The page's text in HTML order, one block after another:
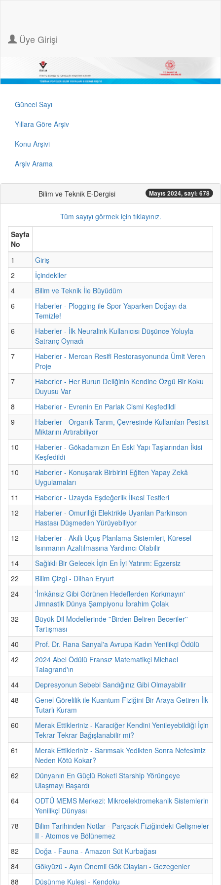
Üye Girişi
Güncel Sayı
Yıllara Göre Arşiv
Konu Arşivi
Arşiv Arama
Bilim ve Teknik E-Dergisi Mayıs 2024, sayi: 678
Tüm sayıyı görmek için tıklayınız.
Sayfa
No
1
Giriş
2
İçindekiler
4
Bilim ve Teknik İle Büyüdüm
6
Haberler - Plogging ile Spor Yaparken Doğayı da
Temizle!
6
Haberler - İlk Neuralink Kullanıcısı Düşünce Yoluyla
Satranç Oynadı
7
Haberler - Mercan Resifi Restorasyonunda Ümit Veren
Proje
7
Haberler - Her Burun Deliğinin Kendine Özgü Bir Koku
Duyusu Var
8
Haberler - Evrenin En Parlak Cismi Keşfedildi
9
Haberler - Organik Tarım, Çevresinde Kullanılan Pestisit
Miktarını Artırabiliyor
10
Haberler - Gökadamızın En Eski Yapı Taşlarından İkisi
Keşfedildi
10
Haberler - Konuşarak Birbirini Eğiten Yapay Zekâ
Uygulamaları
11
Haberler - Uzayda Eşdeğerlik İlkesi Testleri
12
Haberler - Omuriliği Elektrikle Uyarılan Parkinson
Hastası Düşmeden Yürüyebiliyor
12
Haberler - Akıllı Uçuş Planlama Sistemleri, Küresel
Isınmanın Azaltılmasına Yardımcı Olabilir
14
Sağlıklı Bir Gelecek İçin En İyi Yatırım: Egzersiz
22
Bilim Çizgi - Dilhan Eryurt
24
'İmkânsız Gibi Görünen Hedeflerden Korkmayın'
Jimnastik Dünya Şampiyonu İbrahim Çolak
32
Büyük Dil Modellerinde ''Birden Beliren Beceriler''
Tartışması
40
Prof. Dr. Rana Sanyal'a Avrupa Kadın Yenilikçi Ödülü
42
2024 Abel Ödülü Fransız Matematikçi Michael
Talagrand'ın
44
Depresyonun Sebebi Sandığınız Gibi Olmayabilir
48
Genel Görelilik ile Kuantum Fiziğini Bir Araya Getiren İlk
Tutarlı Kuram
60
Merak Ettikleriniz - Karaciğer Kendini Yenileyebildiği İçin
Tekrar Tekrar Bağışlanabilir mi?
61
Merak Ettikleriniz - Sarımsak Yedikten Sonra Nefesimiz
Neden Kötü Kokar?
62
Dünyanın En Güçlü Roketi Starship Yörüngeye
Ulaşmayı Başardı
64
ODTÜ MEMS Merkezi: Mikroelektromekanik Sistemlerin
Yenilikçi Dünyası
78
Bilim Tarihinden Notlar - Parçacık Fiziğindeki Gelişmeler
II - Atomos ve Bölünemez
82
Doğa - Fauna - Amazon Süt Kurbağası
84
Gökyüzü - Ayın Önemli Gök Olayları - Gezegenler
88
Düşünme Kulesi - Kendoku